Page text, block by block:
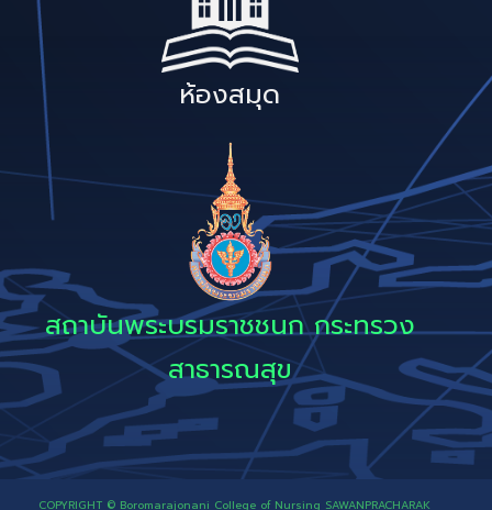
ห้องสมุด
สถาบันพระบรมราชชนก กระทรวง
สาธารณสุข
COPYRIGHT © Boromarajonani College of Nursing SAWANPRACHARAK